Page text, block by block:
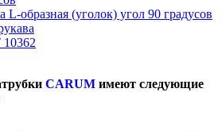
L-образная (уголок) угол 90 градусов
CARUM имеют следующие